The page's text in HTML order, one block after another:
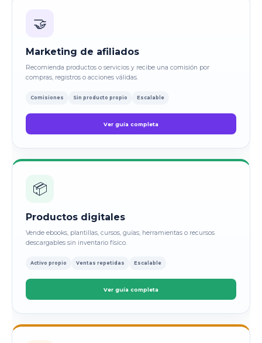
🤝
Marketing de afiliados
Recomienda productos o servicios y recibe una comisión por
compras, registros o acciones válidas.
Comisiones Sin producto propio Escalable
Ver guía completa
📦
Productos digitales
Vende ebooks, plantillas, cursos, guías, herramientas o recursos
descargables sin inventario físico.
Activo propio Ventas repetidas Escalable
Ver guía completa